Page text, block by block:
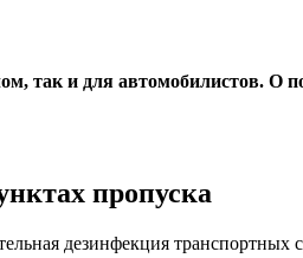
так и для автомобилистов. О
пропуска
дезинфекция